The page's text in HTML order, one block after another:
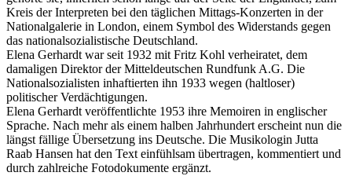
Kreis der Interpreten bei den täglichen Mittags-Konzerten in der
Nationalgalerie in London, einem Symbol des Widerstands gegen
das nationalsozialistische Deutschland.
Elena Gerhardt war seit 1932 mit Fritz Kohl verheiratet, dem
damaligen Direktor der Mitteldeutschen Rundfunk A.G. Die
Nationalsozialisten inhaftierten ihn 1933 wegen (haltloser)
politischer Verdächtigungen.
Elena Gerhardt veröffentlichte 1953 ihre Memoiren in englischer
Sprache. Nach mehr als einem halben Jahrhundert erscheint nun die
längst fällige Übersetzung ins Deutsche. Die Musikologin Jutta
Raab Hansen hat den Text einfühlsam übertragen, kommentiert und
durch zahlreiche Fotodokumente ergänzt.